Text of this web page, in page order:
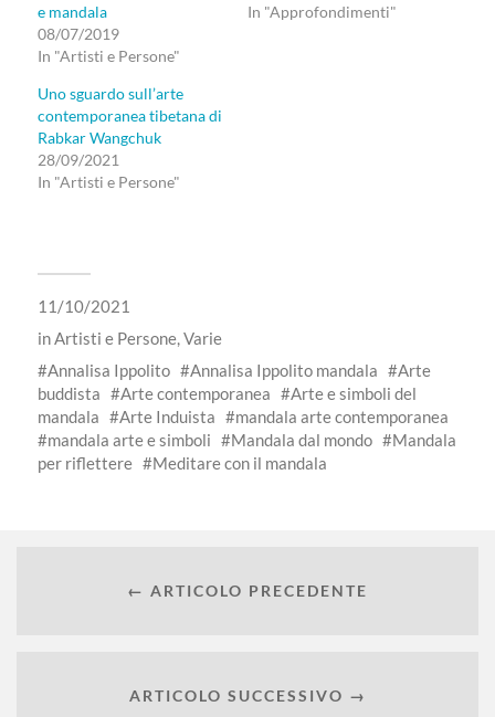
e mandala
08/07/2019
In "Artisti e Persone"
In "Approfondimenti"
Uno sguardo sull’arte
contemporanea tibetana di
Rabkar Wangchuk
28/09/2021
In "Artisti e Persone"
11/10/2021
inArtisti e Persone,Varie
Annalisa Ippolito
Annalisa Ippolito mandala
Arte
buddista
Arte contemporanea
Arte e simboli del
mandala
Arte Induista
mandala arte contemporanea
mandala arte e simboli
Mandala dal mondo
Mandala
per riflettere
Meditare con il mandala
← ARTICOLO PRECEDENTE
ARTICOLO SUCCESSIVO →